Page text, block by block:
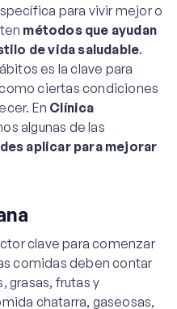
para vivir mejor o
métodos que ayudan
de vida saludable.
es la clave para
ciertas condiciones
En Clínica
algunas de las
aplicar para mejorar
clave para comenzar
comidas deben contar
grasas, frutas y
chatarra, gaseosas,